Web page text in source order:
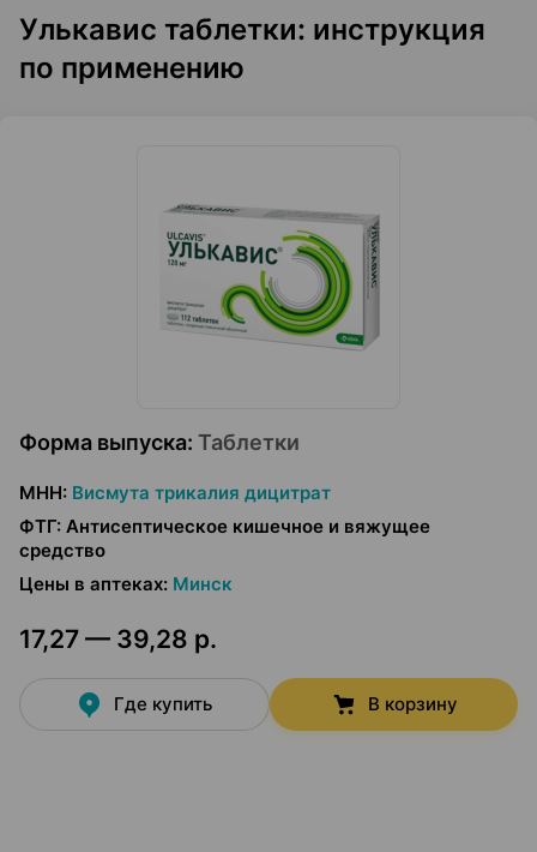
Улькавис таблетки: инструкция
по применению
Форма выпуска: Таблетки
МНН: Висмута трикалия дицитрат
ФТГ: Антисептическое кишечное и вяжущее
средство
Цены в аптеках: Минск
17,27 — 39,28 р.
Где купить В корзину